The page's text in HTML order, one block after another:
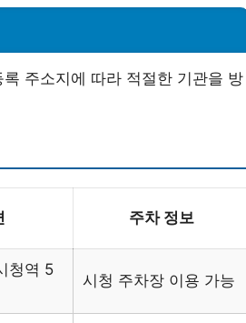
주소지에 따라 적절한 기관을 방
주차 정보
청역 5
시청 주차장 이용 가능